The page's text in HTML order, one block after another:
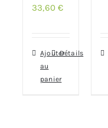
33,60€
Ajouter
au
panier
Détails